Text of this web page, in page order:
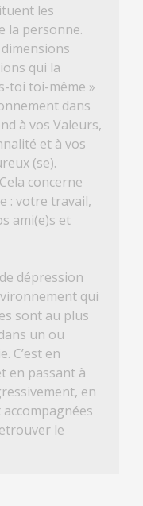
les
la personne.
dimensions
qui la
toi toi-même »
dans
à vos Valeurs,
et à vos
(se).
concerne
: votre travail,
ami(e)s et
dépression
qui
sont au plus
un ou
C’est en
en passant à
en
le